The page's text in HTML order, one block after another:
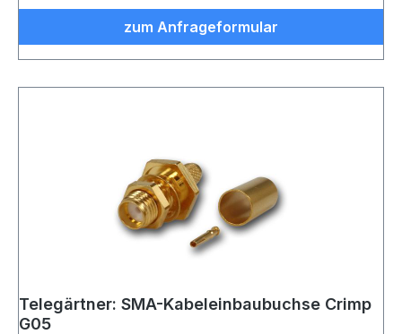
zum Anfrageformular
Telegärtner: SMA-Kabeleinbaubuchse Crimp
G05